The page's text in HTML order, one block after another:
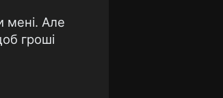
мені. Але
гроші